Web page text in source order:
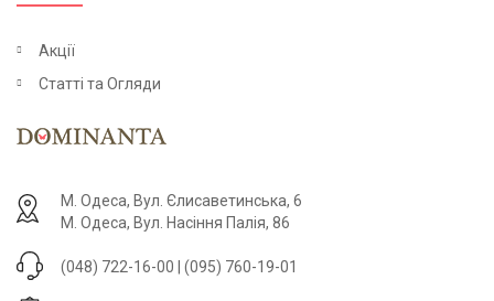
Акції
Статті та Огляди
М. Одеса, Вул. Єлисаветинська, 6
М. Одеса, Вул. Насіння Палія, 86
(048) 722-16-00 | (095) 760-19-01